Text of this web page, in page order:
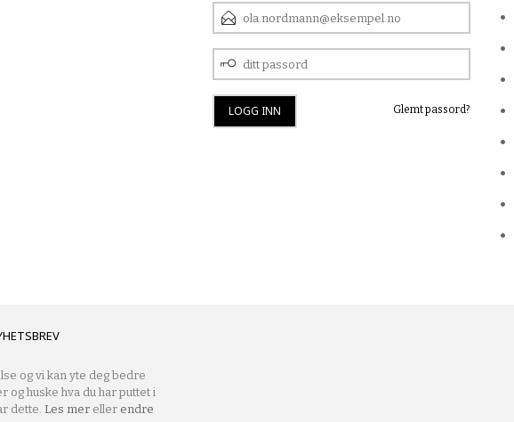
E-
POSTADRESSE
DITT
PASSORD
Glemt passord?
og vi kan yte deg bedre
og huske hva du har puttet i
dette. Les mer eller endre